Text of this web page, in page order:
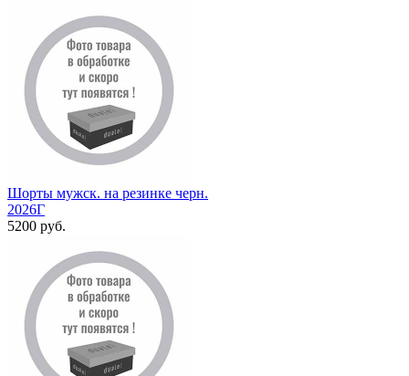
Шорты мужск. на резинке черн.
2026Г
5200 руб.